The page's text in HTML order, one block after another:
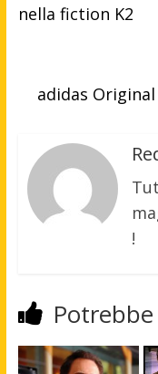
nella fiction K2
adidas Original
!